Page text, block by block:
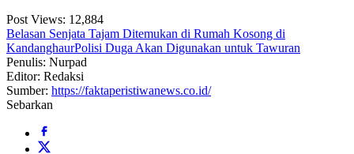
Post Views: 12,884
Belasan Senjata Tajam Ditemukan di Rumah Kosong di
KandanghaurPolisi Duga Akan Digunakan untuk Tawuran
Penulis: Nurpad
Editor: Redaksi
Sumber: https://faktaperistiwanews.co.id/
Sebarkan